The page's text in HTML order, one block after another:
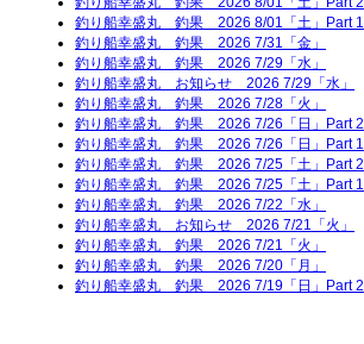
釣り船幸盛丸 釣果 2026 8/01「土」Part 1
釣り船幸盛丸 釣果 2026 7/31「金」
釣り船幸盛丸 釣果 2026 7/29「水」
釣り船幸盛丸 お知らせ 2026 7/29「水」
釣り船幸盛丸 釣果 2026 7/28「火」
釣り船幸盛丸 釣果 2026 7/26「日」Part 2
釣り船幸盛丸 釣果 2026 7/26「日」Part 1
釣り船幸盛丸 釣果 2026 7/25「土」Part 2
釣り船幸盛丸 釣果 2026 7/25「土」Part 1
釣り船幸盛丸 釣果 2026 7/22「水」
釣り船幸盛丸 お知らせ 2026 7/21「火」
釣り船幸盛丸 釣果 2026 7/21「火」
釣り船幸盛丸 釣果 2026 7/20「月」
釣り船幸盛丸 釣果 2026 7/19「日」Part 2